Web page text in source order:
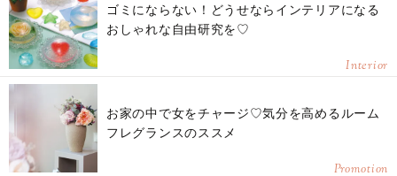
ゴミにならない！どうせならインテリアになる
おしゃれな自由研究を♡
Interior
お家の中で女をチャージ♡気分を高めるルーム
フレグランスのススメ
Promotion